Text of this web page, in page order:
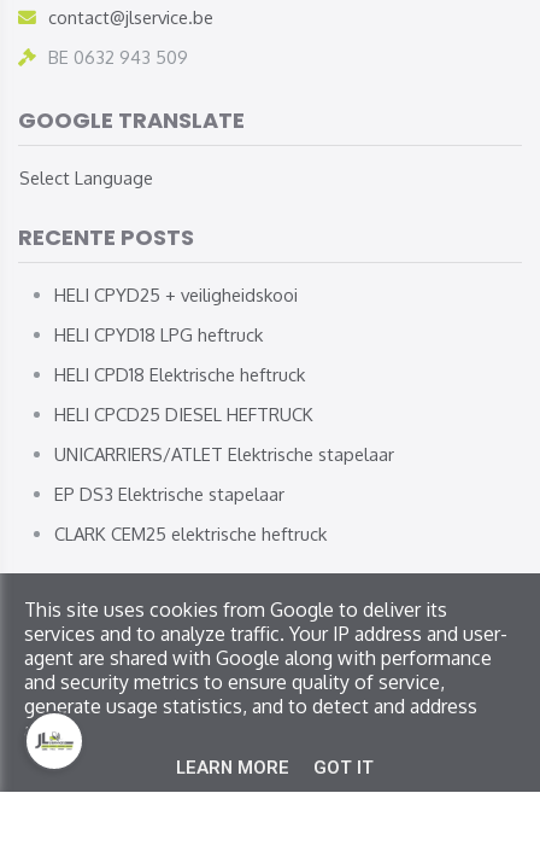
contact@jlservice.be
BE 0632 943 509
GOOGLE TRANSLATE
Select Language
RECENTE POSTS
HELI CPYD25 + veiligheidskooi
HELI CPYD18 LPG heftruck
HELI CPD18 Elektrische heftruck
HELI CPCD25 DIESEL HEFTRUCK
UNICARRIERS/ATLET Elektrische stapelaar
EP DS3 Elektrische stapelaar
CLARK CEM25 elektrische heftruck
Copyright © 2026 JL Service. All rights reserved
Privacy & Cookies
UP-TO-DATE WebDesign
This site uses cookies from Google to deliver its
services and to analyze traffic. Your IP address and user-
agent are shared with Google along with performance
and security metrics to ensure quality of service,
generate usage statistics, and to detect and address
abuse.
LEARN MORE GOT IT